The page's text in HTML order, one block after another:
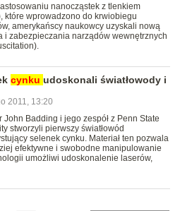
nanocząstek z tlenkiem
które wprowadzono do krwiobiegu
amerykańscy naukowcy uzyskali nową
i zabezpieczania narządów wewnętrznych
cynku udoskonali światłowody i
2011, 13:20
John Badding i jego zespół z Penn State
stworzyli pierwszy światłowód
selenek cynku. Materiał ten pozwala
efektywne i swobodne manipulowanie
umożliwi udoskonalenie laserów,